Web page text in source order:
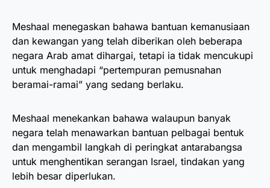
Meshaal menegaskan bahawa bantuan kemanusiaan
dan kewangan yang telah diberikan oleh beberapa
negara Arab amat dihargai, tetapi ia tidak mencukupi
untuk menghadapi “pertempuran pemusnahan
beramai-ramai” yang sedang berlaku.
Meshaal menekankan bahawa walaupun banyak
negara telah menawarkan bantuan pelbagai bentuk
dan mengambil langkah di peringkat antarabangsa
untuk menghentikan serangan Israel, tindakan yang
lebih besar diperlukan.